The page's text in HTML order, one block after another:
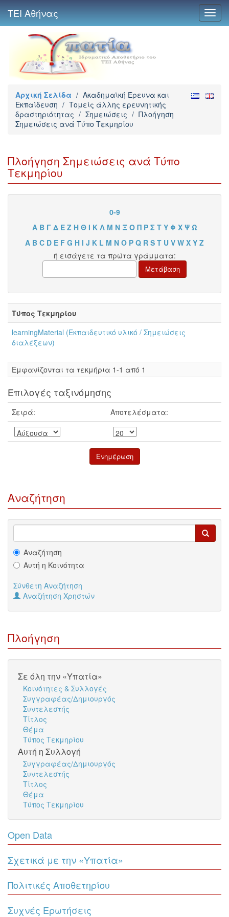
ΤΕΙ Αθήνας
Αρχική Σελίδα / Ακαδημαϊκή Έρευνα και
Εκπαίδευση / Τομείς άλλης ερευνητικής
δραστηριότητας / Σημειώσεις / Πλοήγηση
Σημειώσεις ανά Τύπο Τεκμηρίου
Πλοήγηση Σημειώσεις ανά Τύπο
Τεκμηρίου
0-9
Α Β Γ Δ Ε Ζ Η Θ Ι Κ Λ Μ Ν Ξ Ο Π Ρ Σ Τ Υ Φ Χ Ψ Ω
A B C D E F G H I J K L M N O P Q R S T U V W X Y Z
ή εισάγετε τα πρώτα γράμματα:
Τύπος Τεκμηρίου
learningMaterial (Εκπαιδευτικό υλικό / Σημειώσεις
διαλέξεων)
Eμφανίζονται τα τεκμήρια 1-1 από 1
Επιλογές ταξινόμησης
Σειρά: Αποτελέσματα:
Αναζήτηση
Αναζήτηση
Αυτή η Κοινότητα
Σύνθετη Αναζήτηση
Αναζήτηση Χρηστών
Πλοήγηση
Σε όλη την «Υπατία»
Κοινότητες & Συλλογές
Συγγραφέας/Δημιουργός
Συντελεστής
Τίτλος
Θέμα
Τύπος Τεκμηρίου
Αυτή η Συλλογή
Συγγραφέας/Δημιουργός
Συντελεστής
Τίτλος
Θέμα
Τύπος Τεκμηρίου
Open Data
Σχετικά με την «Υπατία»
Πολιτικές Αποθετηρίου
Συχνές Ερωτήσεις